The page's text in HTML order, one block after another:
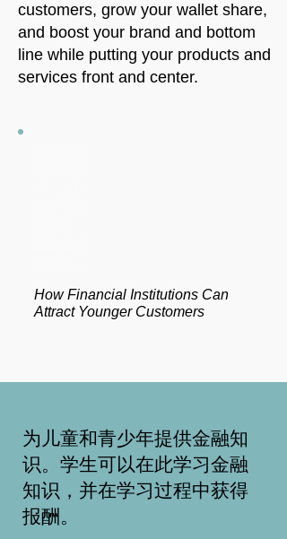
customers, grow your wallet share,
and boost your brand and bottom
line while putting your products and
services front and center.
How Financial Institutions Can
Attract Younger Customers
为儿童和青少年提供金融知
识。学生可以在此学习金融
知识，并在学习过程中获得
报酬。